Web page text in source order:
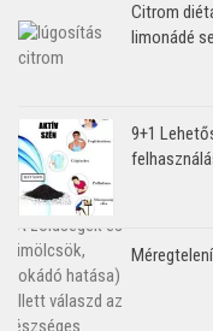
Citrom
limonádé
9+1